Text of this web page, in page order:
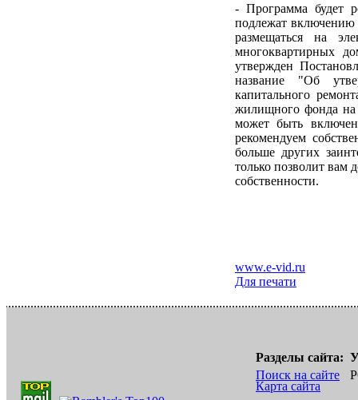
- Программа будет
подлежат включению
размещаться на
многоквартирных
утвержден
название "Об
капитального
жилищного фонда на
может быть
рекомендуем
больше других
только позволит вам
собственности.
www.e-vid.ru
Для печати
Разделы сайта:
Поиск на сайте
Карта сайта